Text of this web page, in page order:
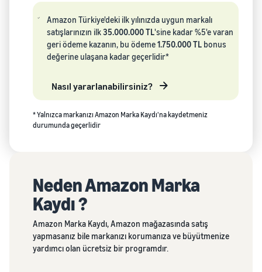
Amazon Türkiye'deki ilk yılınızda uygun markalı
satışlarınızın ilk35.000.000 TL'sine kadar %5'e varan
geri ödeme kazanın, bu ödeme1.750.000 TLbonus
değerine ulaşana kadar geçerlidir*
Nasıl yararlanabilirsiniz?
* Yalnızca markanızı Amazon Marka Kaydı'na kaydetmeniz
durumunda geçerlidir
Neden Amazon Marka
Kaydı ?
Amazon Marka Kaydı, Amazon mağazasında satış
yapmasanız bile markanızı korumanıza ve büyütmenize
yardımcı olan ücretsiz bir programdır.